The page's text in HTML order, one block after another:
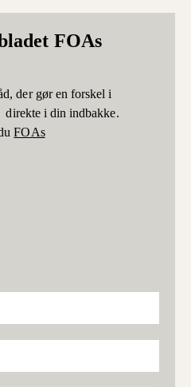
FOAs
der gør en forskel i
i din indbakke.
FOAs